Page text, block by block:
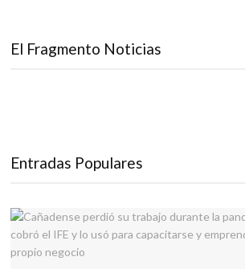
El Fragmento Noticias
Entradas Populares